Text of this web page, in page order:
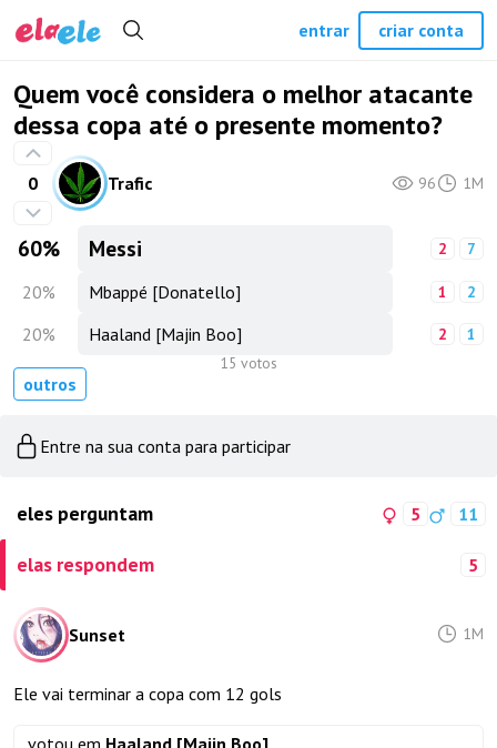
Quem você considera o melhor atacante
dessa copa até o presente momento?
0 Trafic 96 1M
60% Messi 2 7
20% Mbappé [Donatello] 1 2
20% Haaland [Majin Boo] 2
1
15 votos
outros
Entre na sua conta para participar
eles perguntam 5 11
elas respondem 5
Sunset 1M
Ele vai terminar a copa com 12 gols
votou em Haaland [Majin Boo]
entrar criar conta